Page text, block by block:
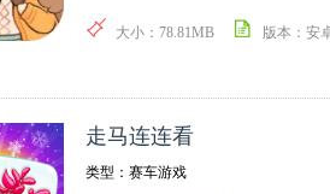
大小：78.81MB 版本：安
走马连连看
类型：赛车游戏